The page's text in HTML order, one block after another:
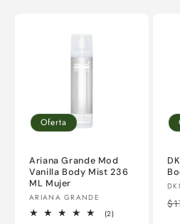
Oferta
Ariana Grande Mod
Vanilla Body Mist 236
ML Mujer
Proveedor:
ARIANA GRANDE
(2)2